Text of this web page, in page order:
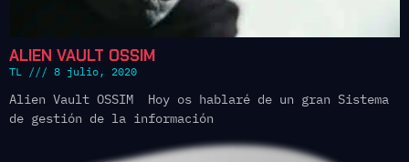
ALIEN VAULT OSSIM
TL 8 julio, 2020
Alien Vault OSSIM Hoy os hablaré de un gran Sistema
de gestión de la información